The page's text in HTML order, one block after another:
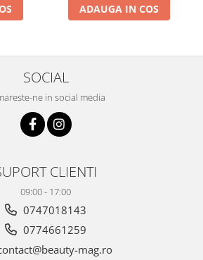
ADAUGA IN COS
SOCIAL
ne in social media
CLIENTI
09:00 - 17:00
0747018143
0774661259
mag.ro